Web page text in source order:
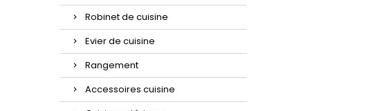
Robinet de cuisine
Evier de cuisine
Rangement
Accessoires cuisine